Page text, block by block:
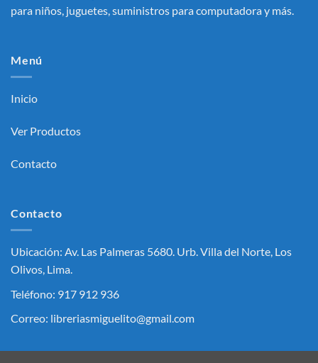
para niños, juguetes, suministros para computadora y más.
Menú
Inicio
Ver Productos
Contacto
Contacto
Ubicación: Av. Las Palmeras 5680. Urb. Villa del Norte, Los
Olivos, Lima.
Teléfono: 917 912 936
Correo: libreriasmiguelito@gmail.com